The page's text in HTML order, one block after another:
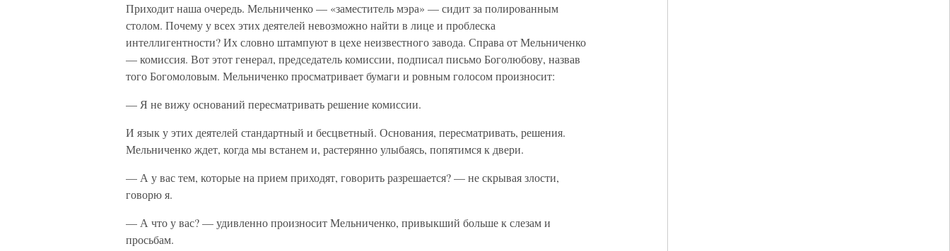
Приходит наша очередь. Мельниченко — «заместитель мэра» — сидит за полированным
столом. Почему у всех этих деятелей невозможно найти в лице и проблеска
интеллигентности? Их словно штампуют в цехе неизвестного завода. Справа от Мельниченко
— комиссия. Вот этот генерал, председатель комиссии, подписал письмо Боголюбову, назвав
того Богомоловым. Мельниченко просматривает бумаги и ровным голосом произносит:
— Я не вижу оснований пересматривать решение комиссии.
И язык у этих деятелей стандартный и бесцветный. Основания, пересматривать, решения.
Мельниченко ждет, когда мы встанем и, растерянно улыбаясь, попятимся к двери.
— А у вас тем, которые на прием приходят, говорить разрешается? — не скрывая злости,
говорю я.
— А что у вас? — удивленно произносит Мельниченко, привыкший больше к слезам и
просьбам.